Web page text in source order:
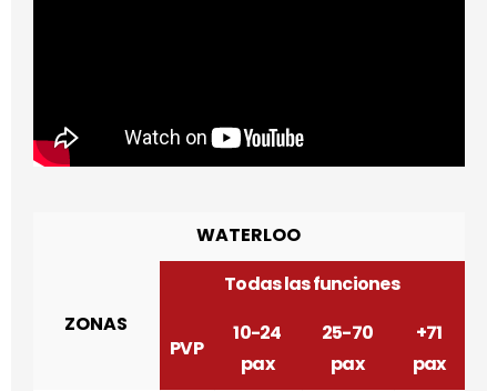
WATERLOO
ZONAS
Todas las funciones
PVP
10-24
pax
25-70
pax
+71
pax